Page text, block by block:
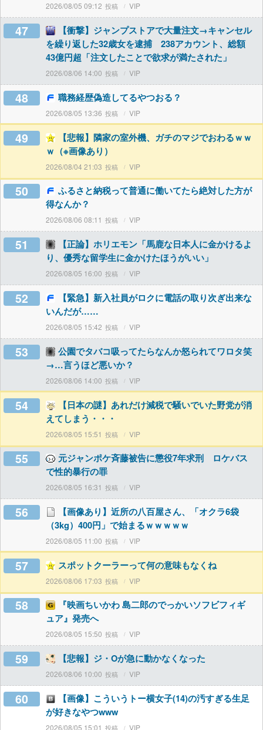
2026/08/05 09:12 VIP
47
【衝撃】ジャンプストアで大量注文→キャンセル
を繰り返した32歳女を逮捕 238アカウント、総額
43億円超「注文したことで欲求が満たされた」
2026/08/06 14:00 VIP
48 職務経歴偽造してるやつおる？
2026/08/05 13:36 VIP
49
【悲報】隣家の室外機、ガチのマジでおわるｗｗ
ｗ（※画像あり）
2026/08/04 21:03 VIP
50
ふるさと納税って普通に働いてたら絶対した方が
得なんか？
2026/08/06 08:11 VIP
51
【正論】ホリエモン「馬鹿な日本人に金かけるよ
り、優秀な留学生に金かけたほうがいい」
2026/08/05 16:00 VIP
52
【緊急】新入社員がロクに電話の取り次ぎ出来な
いんだが……
2026/08/05 15:42 VIP
53
公園でタバコ吸ってたらなんか怒られてワロタ笑
→…言うほど悪いか？
2026/08/06 14:00 VIP
54
【日本の謎】あれだけ減税で騒いでいた野党が消
えてしまう・・・
2026/08/05 15:51 VIP
55
元ジャンポケ斉藤被告に懲役7年求刑 ロケバス
で性的暴行の罪
2026/08/05 16:31 VIP
56
【画像あり】近所の八百屋さん、「オクラ6袋
（3kg）400円」で始まるｗｗｗｗｗ
2026/08/05 11:00 VIP
57 スポットクーラーって何の意味もなくね
2026/08/06 17:03 VIP
58
『映画ちいかわ 島二郎のでっかいソフビフィギ
ュア』発売へ
2026/08/05 15:50 VIP
59 【悲報】ジ・Oが急に動かなくなった
2026/08/06 10:00 VIP
60
【画像】こういうトー横女子(14)の汚すぎる生足
が好きなやつwww
2026/08/05 15:01 VIP